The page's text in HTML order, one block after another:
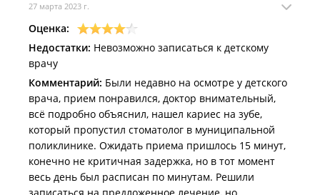
27 марта 2023 г.
Оценка:
Недостатки: Невозможно записаться к детскому
врачу
Комментарий: Были недавно на осмотре у детского
врача, прием понравился, доктор внимательный,
всё подробно объяснил, нашел кариес на зубе,
который пропустил стоматолог в муниципальной
поликлинике. Ожидать приема пришлось 15 минут,
конечно не критичная задержка, но в тот момент
весь день был расписан по минутам. Решили